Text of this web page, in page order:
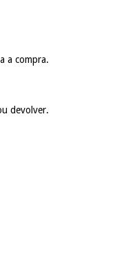
a compra.
devolver.